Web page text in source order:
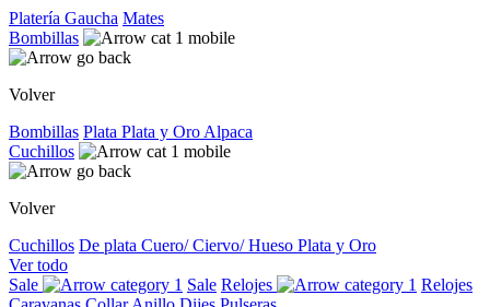
Platería Gaucha Mates
Bombillas
Volver
Bombillas Plata Plata y Oro Alpaca
Cuchillos
Volver
Cuchillos De plata Cuero/ Ciervo/ Hueso Plata y Oro
Ver todo
Sale
Sale Relojes
Relojes